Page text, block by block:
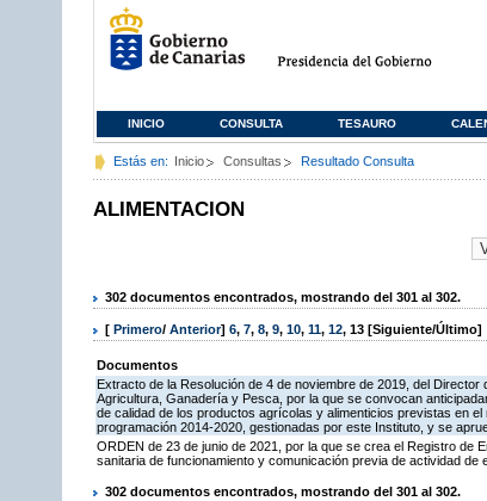
INICIO CONSULTA TESAURO
Estás en: Inicio Consultas Resultado Consulta
ALIMENTACION
302 documentos encontrados, mostrando del 301 al 302.
[ Primero/ Anterior] 6, 7, 8, 9, 10, 11, 12, 13 [Siguiente/Último]
Documentos
Extracto de la Resolución de 4 de noviembre de 2019, del
Agricultura, Ganadería y Pesca, por la que se convocan
de calidad de los productos agrícolas y alimenticios previstas en
programación 2014-2020, gestionadas por este Instituto, y se
ORDEN de 23 de junio de 2021, por la que se crea el Registro de
sanitaria de funcionamiento y comunicación previa de actividad de
302 documentos encontrados, mostrando del 301 al 302.